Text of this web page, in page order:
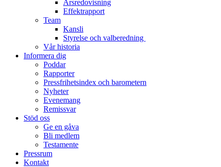
Årsredovisning
Effektrapport
Team
Kansli
Styrelse och valberedning
Vår historia
Informera dig
Poddar
Rapporter
Pressfrihetsindex och barometern
Nyheter
Evenemang
Remissvar
Stöd oss
Ge en gåva
Bli medlem
Testamente
Pressrum
Kontakt